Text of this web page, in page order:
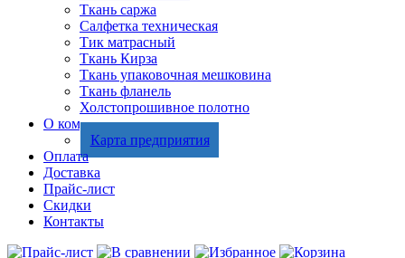
Ткань саржа
Салфетка техническая
Тик матрасный
Ткань Кирза
Ткань упаковочная мешковина
Ткань фланель
Холстопрошивное полотно
О компании
Карта предприятия
Оплата
Доставка
Прайс-лист
Скидки
Контакты